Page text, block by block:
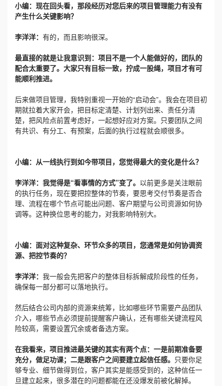
小编：现在回头看，那段经历对您后来的项目管理能力有没有
产生什么关键影响？
李洋洋： 有的，而且影响很深。
最直接的就是让我意识到：项目不是一个人能做好的，团队的
配合太重要了。大家只有目标一致，拧成一股绳，项目才有可
能顺利推进。
后来做项目管理，我特别重视一开始的“启动会”。我会在项目初
期就拉着大家开会，把目标定清楚、计划列出来、责任分清
楚，把风险点前置考虑好，一起想好应对方案。只要团队之间
有共识、有分工、有预案，后面的执行过程就会顺很多。
小编：从一线执行到如今带项目，您觉得最大的变化是什么？
李洋洋： 我觉得是“看事情的方式”变了。 以前更多是关注眼前
的执行任务，现在要把控整体的节奏，要思考交付节奏是否合
理、流程在哪个节点可能出问题、客户期望与公司资源如何协
调等。这种换位思考的能力，对我影响特别大。
小编：面对这种复杂、环节众多的项目，您通常是如何协调资
源、把控节奏的？
李洋洋： 我一般会先把客户的整体目标拆解成阶段性的任务，
确保每一部分都可以落地执行。
然后结合公司内部的资源来统筹，比如哪些环节需要产品团队
介入，哪些节点必须提前提醒客户确认，还有哪些关键流程风
险较高，需要设置冗余或者备选方案。
在我看来，项目推进最关键的其实有两个点：一是前期准备要
充分，做足功课；二是跟客户之间要建立起信任感。 只要你足
够专业、细节做得到位，客户其实是能感受到的，这种信任一
旦建立起来，很多潜在的问题都能在还没爆发前被化解掉。